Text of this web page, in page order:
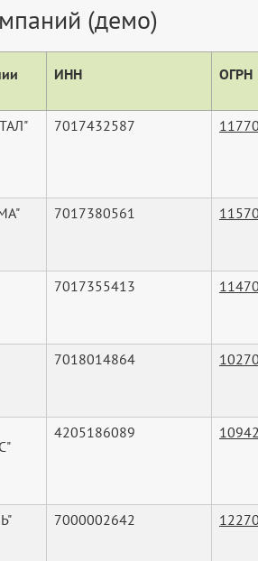
(демо)
ИНН ОГРН
7017432587
7017380561
7017355413
7018014864
4205186089
7000002642